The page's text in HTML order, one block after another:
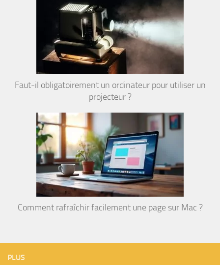
Faut-il obligatoirement un ordinateur pour utiliser un
projecteur ?
Comment rafraîchir facilement une page sur Mac ?
PLUS